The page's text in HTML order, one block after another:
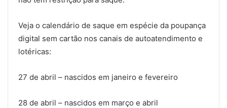
Veja o calendário de saque em espécie da poupança
digital sem cartão nos canais de autoatendimento e
lotéricas:
27 de abril – nascidos em janeiro e fevereiro
28 de abril – nascidos em março e abril